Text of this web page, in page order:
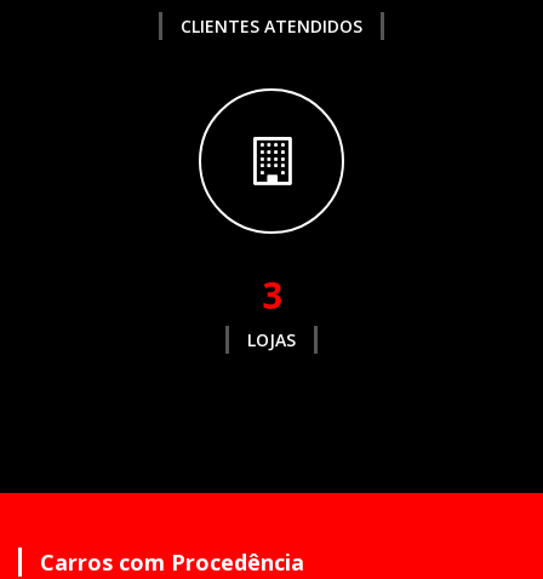
CLIENTES ATENDIDOS
3
LOJAS
Carros com Procedência